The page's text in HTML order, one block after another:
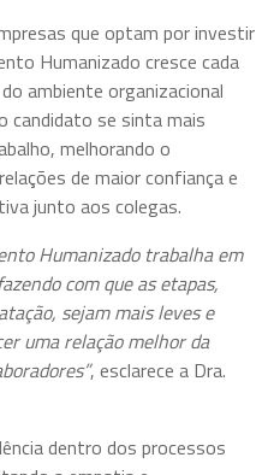
que optam por investir
Humanizado cresce cada
ambiente organizacional
candidato se sinta mais
melhorando o
de maior confiança e
junto aos colegas.
Humanizado trabalha em
com que as etapas,
sejam mais leves e
uma relação melhor da
, esclarece a Dra.
dentro dos processos